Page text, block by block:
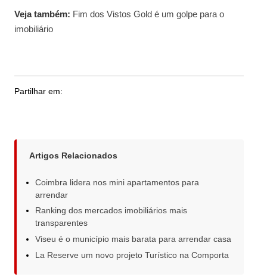
Veja também: Fim dos Vistos Gold é um golpe para o
imobiliário
Partilhar em:
Artigos Relacionados
Coimbra lidera nos mini apartamentos para
arrendar
Ranking dos mercados imobiliários mais
transparentes
Viseu é o município mais barata para arrendar casa
La Reserve um novo projeto Turístico na Comporta